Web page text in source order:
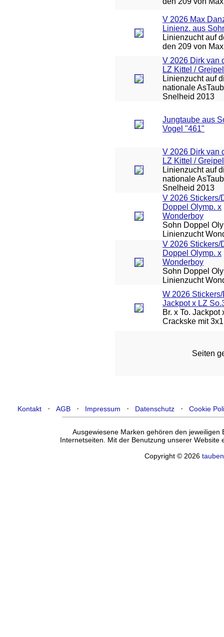
V 2026 Max
Linienz. aus
Linienzucht auf
den 209 von
V 2026 Dirk van
LZ Kittel / Greipel
Linienzucht auf
nationale
Snelheid 2013
Jungtaube aus
Vogel "461"
V 2026 Dirk van
LZ Kittel / Greipel
Linienzucht auf
nationale
Snelheid 2013
V 2026 Stickers/
Doppel Olymp. x
Wonderboy
Sohn Doppel
Linienzucht
V 2026 Stickers/
Doppel Olymp. x
Wonderboy
Sohn Doppel
Linienzucht
W 2026
Jackpot x LZ
Br. x To. Jackpot
Crackske mit
Seiten
Kontakt · AGB · Impressum · Datenschutz · Cookie
Ausgewiesene Marken gehören den
Internetseiten. Mit der Benutzung unserer Website
Copyright © 2026